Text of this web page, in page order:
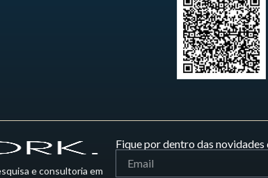
e consultoria em
Fique por dentro das